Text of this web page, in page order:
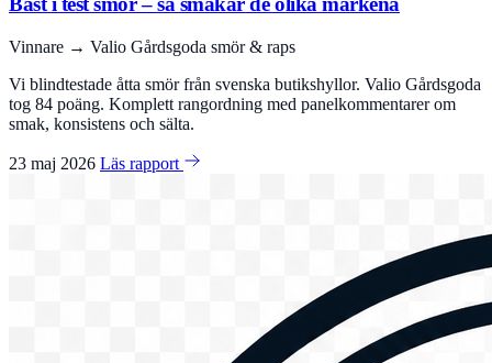
Vinnare → Valio Gårdsgoda smör & raps
Vi blindtestade åtta smör från svenska butikshyllor. Valio Gårdsgoda
tog 84 poäng. Komplett rangordning med panelkommentarer om
smak, konsistens och sälta.
23 maj 2026 Läs rapport